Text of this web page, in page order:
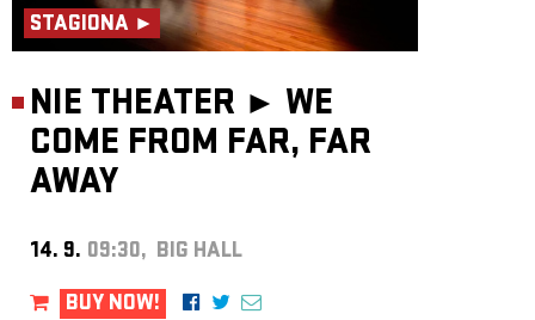
STAGIONA ►
NIE THEATER ► WE
COME FROM FAR, FAR
AWAY
14. 9. 09:30, BIG HALL
BUY NOW!